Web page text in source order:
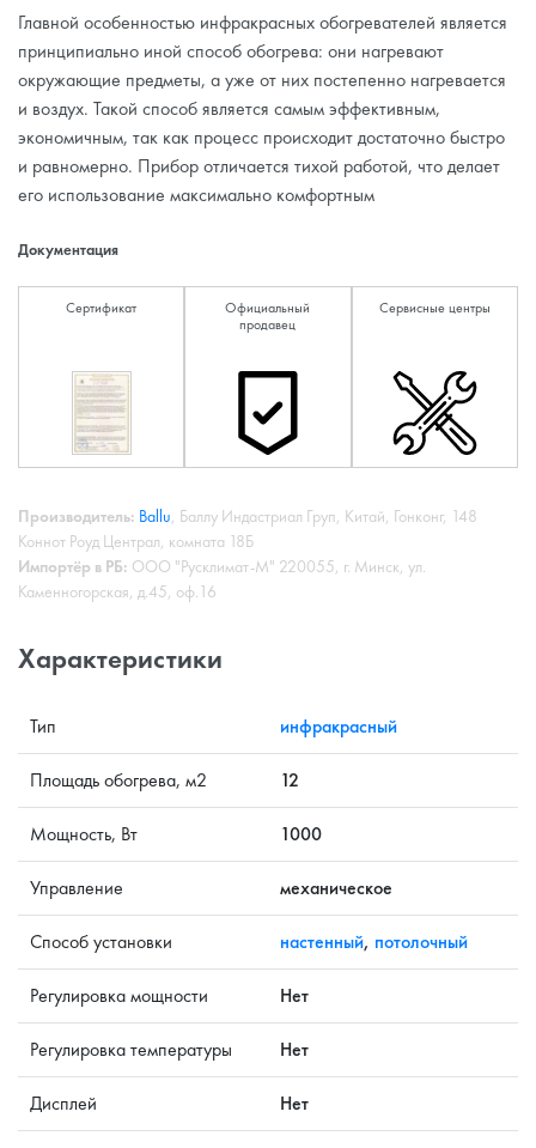
Главной особенностью инфракрасных обогревателей является
принципиально иной способ обогрева: они нагревают
окружающие предметы, а уже от них постепенно нагревается
и воздух. Такой способ является самым эффективным,
экономичным, так как процесс происходит достаточно быстро
и равномерно. Прибор отличается тихой работой, что делает
его использование максимально комфортным
Документация
Сертификат
Официальный
продавец
Сервисные центры
Производитель: Ballu, Баллу Индастриал Груп, Китай, Гонконг, 148
Коннот Роуд Централ, комната 18Б
Импортёр в РБ: ООО "Русклимат-М" 220055, г. Минск, ул.
Каменногорская, д.45, оф.16
Характеристики
Тип инфракрасный
Площадь обогрева, м2 12
Мощность, Вт 1000
Управление механическое
Способ установки настенный, потолочный
Регулировка мощности Нет
Регулировка температуры Нет
Дисплей Нет